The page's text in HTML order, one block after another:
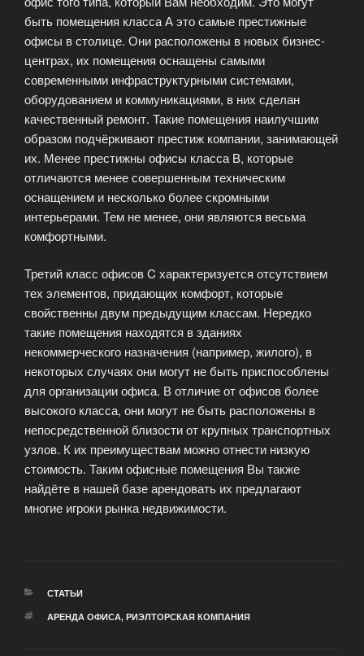
быть помещения класса А это самые престижные
офисы в столице. Они расположены в новых бизнес-
центрах, их помещения оснащены самыми
современными инфраструктурными системами,
оборудованием и коммуникациями, в них сделан
качественный ремонт. Такие помещения наилучшим
образом подчёркивают престиж компании, занимающей
их. Менее престижны офисы класса B, которые
отличаются менее совершенным техническим
оснащением и несколько более скромными
интерьерами. Тем не менее, они являются весьма
комфортными.
Третий класс офисов C характеризуется отсутствием
тех элементов, придающих комфорт, которые
свойственны двум предыдущим классам. Нередко
такие помещения находятся в зданиях
некоммерческого назначения (например, жилого), в
некоторых случаях они могут не быть приспособлены
для организации офиса. В отличие от офисов более
высокого класса, они могут не быть расположены в
непосредственной близости от крупных транспортных
узлов. К их преимуществам можно отнести низкую
стоимость. Таким офисные помещения Вы также
найдёте в нашей базе арендовать их предлагают
многие игроки рынка недвижимости.
РУБРИКИ
СТАТЬИ
МЕТКИ
АРЕНДА ОФИСА, РИЭЛТОРСКАЯ КОМПАНИЯ